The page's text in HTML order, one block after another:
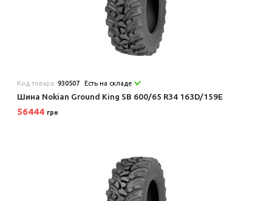
Код товара:930507 Есть на складе
Шина Nokian Ground King SB 600/65 R34 163D/159E
56444 грн